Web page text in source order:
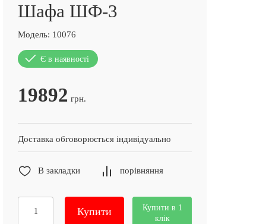
Шафа ШФ-3
Модель: 10076
Є в наявності
19892 грн.
Доставка обговорюється індивідуально
В закладки порівняння
Купити
Купити в 1
клік